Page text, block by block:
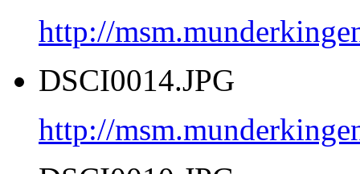
http://
DSCI0014.JPG
http://